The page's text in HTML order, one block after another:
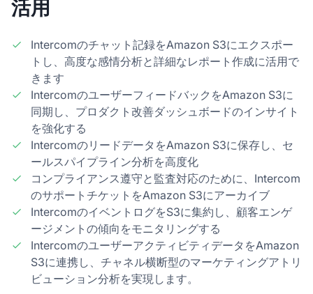
活用
Intercomのチャット記録をAmazon S3にエクスポー
トし、高度な感情分析と詳細なレポート作成に活用で
きます
IntercomのユーザーフィードバックをAmazon S3に
同期し、プロダクト改善ダッシュボードのインサイト
を強化する
IntercomのリードデータをAmazon S3に保存し、セ
ールスパイプライン分析を高度化
コンプライアンス遵守と監査対応のために、Intercom
のサポートチケットをAmazon S3にアーカイブ
IntercomのイベントログをS3に集約し、顧客エンゲ
ージメントの傾向をモニタリングする
IntercomのユーザーアクティビティデータをAmazon
S3に連携し、チャネル横断型のマーケティングアトリ
ビューション分析を実現します。